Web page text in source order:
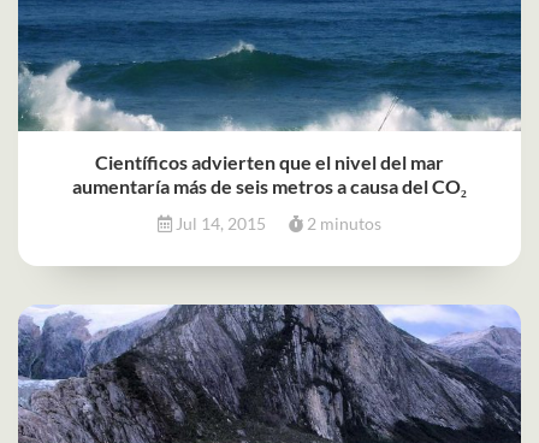
Científicos advierten que el nivel del mar
aumentaría más de seis metros a causa del CO₂
Jul 14, 2015 2 minutos